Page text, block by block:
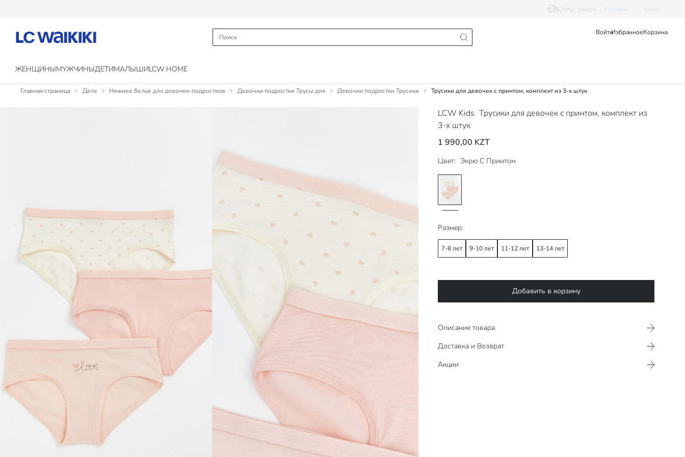
Статус заказа Pусский
ВойтиИзбранноеКорзина
ЖЕНЩИНЫМУЖЧИНЫДЕТИМАЛЫШИLCW HOME
Главная страница Дети Нижнее белье для девочек-подростков Девочки подростки Трусы для Девочки подростки Трусики Трусики для девочек с принтом, комплект из 3-х штук
LCW Kids Трусики для девочек с принтом, комплект из
3-х штук
1 990,00 KZT
Цвет: Экрю С Принтом
Размер:
7-8 лет 9-10 лет 11-12 лет 13-14 лет
Добавить в корзину
Описание товара
Доставка и Возврат
Акции